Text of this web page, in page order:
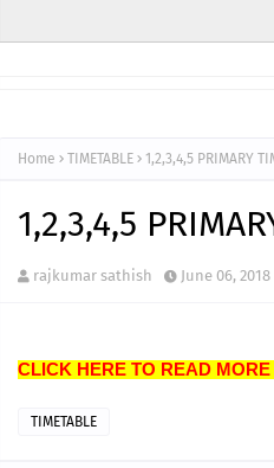
Home TIMETABLE 1,2,3,4,5 PRIMARY
1,2,3,4,5
rajkumar sathish June 06, 2018
CLICK HERE TO READ MORE
TIMETABLE